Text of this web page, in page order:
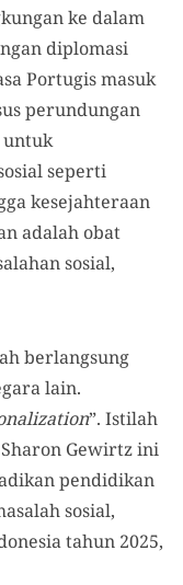
ke dalam
diplomasi
Portugis masuk
perundungan
untuk
seperti
kesejahteraan
adalah obat
sosial,
berlangsung
lain.
”. Istilah
Gewirtz ini
pendidikan
sosial,
tahun 2025,